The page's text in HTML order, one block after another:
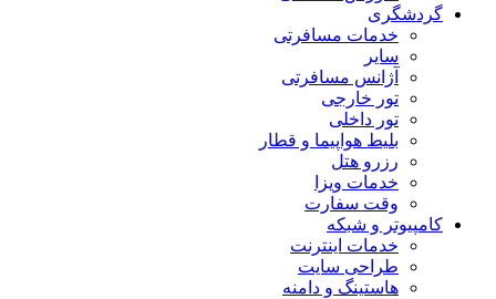
گردشگری
خدمات مسافرتی
سایر
آژانس مسافرتی
تور خارجی
تور داخلی
بلیط هواپیما و قطار
رزرو هتل
خدمات ویزا
وقت سفارت
کامپیوتر و شبکه
خدمات اینترنت
طراحی سایت
هاستینگ و دامنه